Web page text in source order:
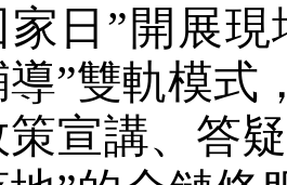
家日”開展
導”雙軌模式
策宣講、答